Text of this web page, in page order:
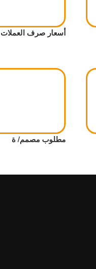
أسعار صرف العملات
مطلوب مصمم/ ة